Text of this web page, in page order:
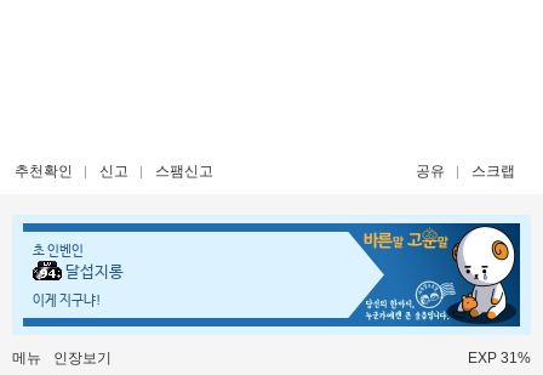
추천확인 신고 스팸신고 공유 스크랩
초 인벤인
달섭지롱
이게 지구냐!
메뉴 인장보기 EXP 31%